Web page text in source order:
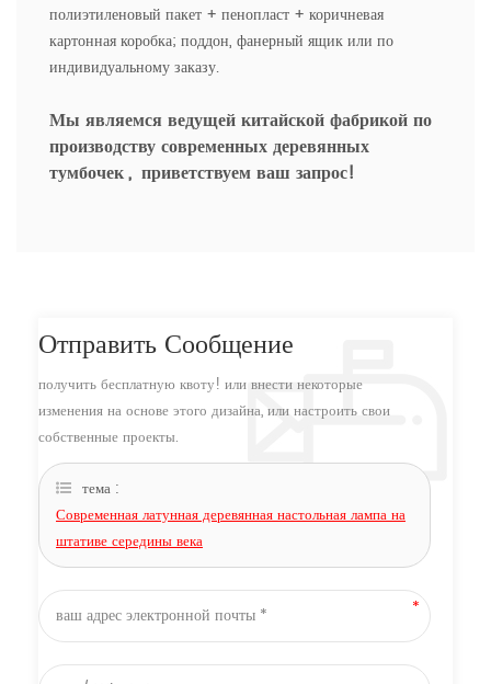
полиэтиленовый пакет + пенопласт + коричневая
картонная коробка; поддон, фанерный ящик или по
индивидуальному заказу.
Мы являемся ведущей китайской фабрикой по
производству современных деревянных
тумбочек, приветствуем ваш запрос!
Отправить Сообщение
получить бесплатную квоту! или внести некоторые
изменения на основе этого дизайна, или настроить свои
собственные проекты.
тема :
Современная латунная деревянная настольная лампа на
штативе середины века